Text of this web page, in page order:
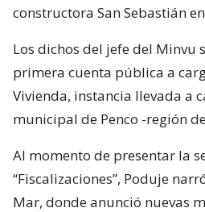
constructora San Sebastián
Los dichos del jefe del Minvu
primera cuenta pública a
Vivienda, instancia llevada a
municipal de Penco -región
Al momento de presentar la
“Fiscalizaciones”, Poduje
Mar, donde anunció nuevas